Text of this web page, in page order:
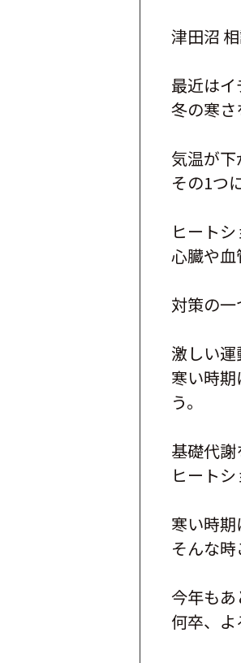
津田沼
最近はイ
冬の寒さ
気温が下
その1つ
ヒート
心臓や血
対策の一
激しい
寒い時
う。
基礎代謝
ヒート
寒い時期
そんな
今年もあ
何卒、よ